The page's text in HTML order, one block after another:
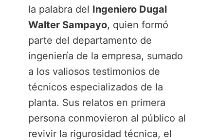
la palabra del Ingeniero Dugal
Walter Sampayo, quien formó
parte del departamento de
ingeniería de la empresa, sumado
a los valiosos testimonios de
técnicos especializados de la
planta. Sus relatos en primera
persona conmovieron al público al
revivir la rigurosidad técnica, el